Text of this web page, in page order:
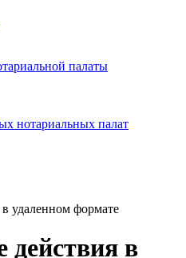
палаты
нотариальных палат
удаленном формате
в